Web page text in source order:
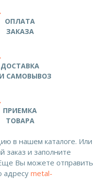
ОПЛАТА
ЗАКАЗА
ДОСТАВКА
САМОВЫВОЗ
ПРИЕМКА
ТОВАРА
в нашем каталоге. Или
заказ и заполните
Вы можете отправить
адресу metal-